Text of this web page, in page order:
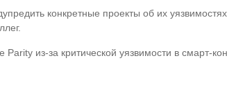
конкретные проекты об их
из-за критической уязвимости в смарт-